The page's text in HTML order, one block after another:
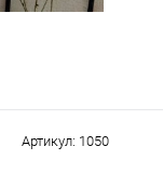
Артикул: 1050